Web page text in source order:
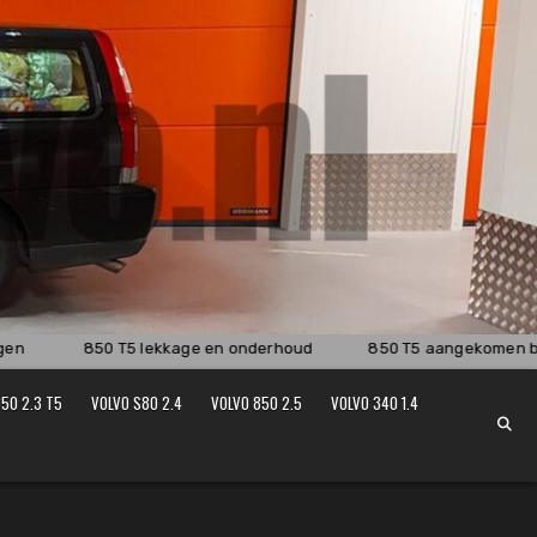
850 T5 lekkage en onderhoud 850 T5 aangekomen
2.3 T5 VOLVO S80 2.4 VOLVO 850 2.5 VOLVO 340 1.4